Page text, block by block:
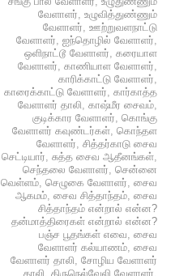
வேளாளர், உழுவித்துண்ணும்
வேளாளர், ஊற்றுவளநாட்டு
வேளாளர், ஐந்தொழில் வேளாளர்,
ஒளிநாட்டூ வேளாளர், கரையாள
வேளாளர், காணியாள வேளாளர்,
காரிக்காட்டு வேளாளர்,
காரைக்காட்டு வேளாளர், கார்காத்த
வேளாளர் தாலி, காஷ்மீர சைவம்,
குடிக்கார வேளாளர், கொங்கு
வேளாளர் கவுண்டர்கள், கொந்தள
வேளாளர், சித்தர்காடு சைவ
செட்டியார், சுத்த சைவ ஆதீனங்கள்,
செந்தலை வேளாளர், சென்னை
வெள்ளம், செழுகை வேளாளர், சைவ
ஆகமம், சைவ சித்தாந்தம், சைவ
சித்தாந்தம் என்றால் என்ன?
தன்மாத்திரைகள் என்றால் என்ன?
பஞ்ச பூதங்கள் எவை, சைவ
வேளாளர் கல்யாணம், சைவ
வேளாளர் தாலி, சோழிய வேளாளர்
தாலி, திருநெல்வேலி வேளாளர்,